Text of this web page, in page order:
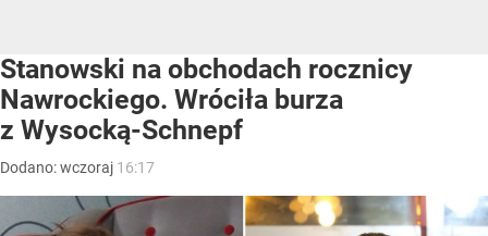
Stanowski na obchodach rocznicy
Nawrockiego. Wróciła burza
z Wysocką-Schnepf
Dodano:wczoraj 16:17